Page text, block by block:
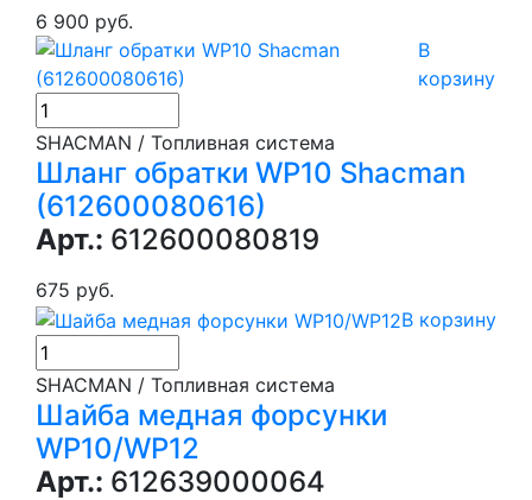
6 900 руб.
В
корзину
SHACMAN / Топливная система
Шланг обратки WP10 Shacman
(612600080616)
Арт.: 612600080819
675 руб.
В корзину
SHACMAN / Топливная система
Шайба медная форсунки
WP10/WP12
Арт.: 612639000064